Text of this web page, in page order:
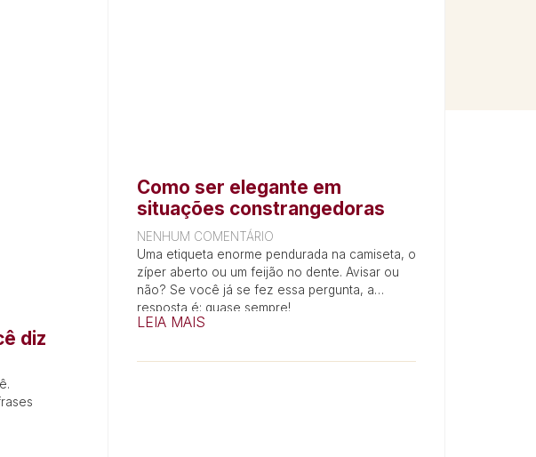
diz
Como ser elegante em
situações constrangedoras
NENHUM COMENTÁRIO
Uma etiqueta enorme pendurada na camiseta, o
zíper aberto ou um feijão no dente. Avisar ou
não? Se você já se fez essa pergunta, a
resposta é: quase sempre!
LEIA MAIS